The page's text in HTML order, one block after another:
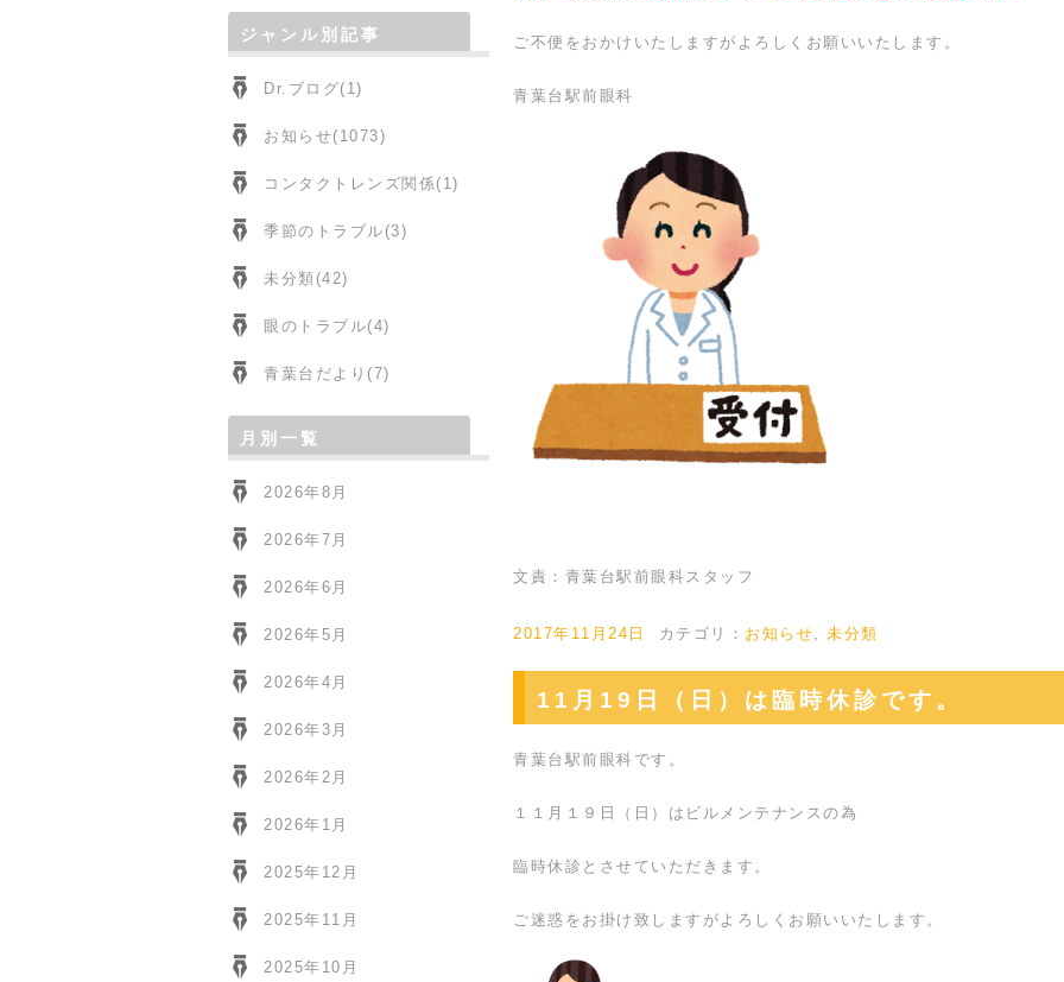
ご不便をおかけいたしますがよろしくお願いいたします。
青葉台駅前眼科
文責：青葉台駅前眼科スタッフ
2017年11月24日 カテゴリ： お知らせ 未分類
11月19日（日）は臨時休診です。
青葉台駅前眼科です。
１１月１９日（日）はビルメンテナンスの為
臨時休診とさせていただきます。
ご迷惑をお掛け致しますがよろしくお願いいたします。
ジャンル別記事
Dr.ブログ(1)
お知らせ(1073)
コンタクトレンズ関係(1)
季節のトラブル(3)
未分類(42)
眼のトラブル(4)
青葉台だより(7)
月別一覧
2026年8月
2026年7月
2026年6月
2026年5月
2026年4月
2026年3月
2026年2月
2026年1月
2025年12月
2025年11月
2025年10月